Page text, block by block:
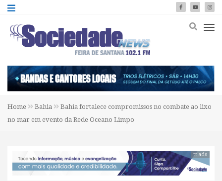
Home Bahia
Bahia fortalece compromissos no combate ao lixo
no mar em evento da Rede Oceano Limpo
tt ads